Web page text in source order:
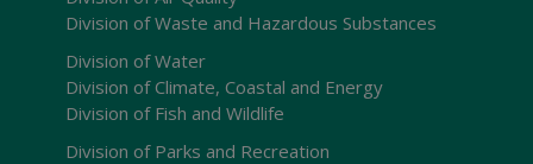
Division of Waste and Hazardous Substances
Division of Water
Division of Climate, Coastal and Energy
Division of Fish and Wildlife
Division of Parks and Recreation